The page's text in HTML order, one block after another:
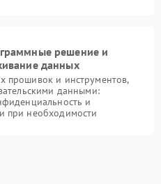
решение и
данных
прошивок и инструментов,
данными:
и
при необходимости